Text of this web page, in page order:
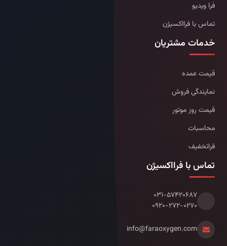
فرا ویدیو
تماس با فرااکسیژن
خدمات مشتریان
قیمت عمده
نمایندگی فروش
قیمت روز موتور
محاسبات
فراتخفیف
تماس با فرااکسیژن
۰۳۱-۵۷۴۲۰۶۸۷
۰۹۲۰-۲۷۲-۰۲۷۰
info@faraoxygen.com